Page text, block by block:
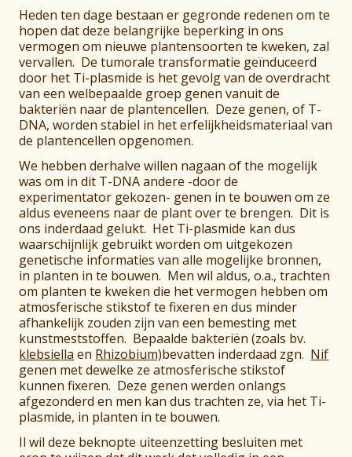
Heden ten dage bestaan er gegronde redenen om te
hopen dat deze belangrijke beperking in ons
vermogen om nieuwe plantensoorten te kweken, zal
vervallen. De tumorale transformatie geïnduceerd
door het Ti-plasmide is het gevolg van de overdracht
van een welbepaalde groep genen vanuit de
bakteriën naar de plantencellen. Deze genen, of T-
DNA, worden stabiel in het erfelijkheidsmateriaal van
de plantencellen opgenomen.
We hebben derhalve willen nagaan of the mogelijk
was om in dit T-DNA andere -door de
experimentator gekozen- genen in te bouwen om ze
aldus eveneens naar de plant over te brengen. Dit is
ons inderdaad gelukt. Het Ti-plasmide kan dus
waarschijnlijk gebruikt worden om uitgekozen
genetische informaties van alle mogelijke bronnen,
in planten in te bouwen. Men wil aldus, o.a., trachten
om planten te kweken die het vermogen hebben om
atmosferische stikstof te fixeren en dus minder
afhankelijk zouden zijn van een bemesting met
kunstmeststoffen. Bepaalde bakteriën (zoals bv.
klebsiella en Rhizobium)bevatten inderdaad zgn. Nif
genen met dewelke ze atmosferische stikstof
kunnen fixeren. Deze genen werden onlangs
afgezonderd en men kan dus trachten ze, via het Ti-
plasmide, in planten in te bouwen.
Il wil deze beknopte uiteenzetting besluiten met